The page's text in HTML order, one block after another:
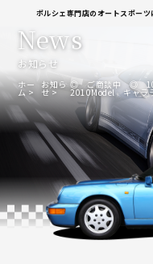
ポルシェ専門店のオートスポー
お知らせ
News
ホー
ム
お知ら
せ
◎ ご商談中 ◎ 10
2010Model キャラ